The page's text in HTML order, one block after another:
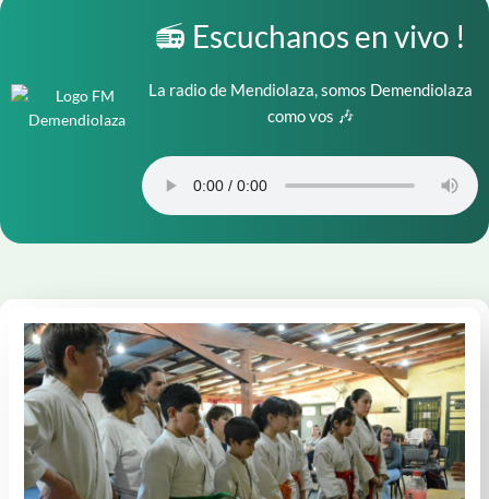
📻 Escuchanos en vivo !
La radio de Mendiolaza, somos Demendiolaza
como vos 🎶